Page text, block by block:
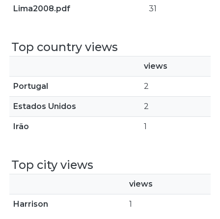
Lima2008.pdf 31
Top country views
views
Portugal 2
Estados Unidos 2
Irão 1
Top city views
views
Harrison 1